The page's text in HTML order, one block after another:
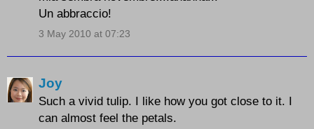
Un abbraccio!
3 May 2010 at 07:23
Joy
Such a vivid tulip. I like how you got close to it. I
can almost feel the petals.